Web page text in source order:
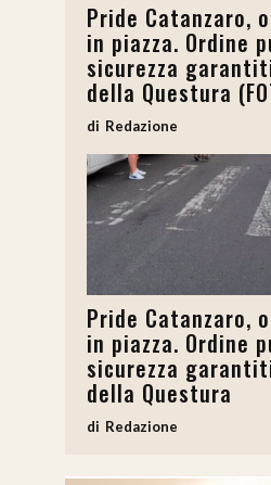
Pride Catanzaro,
in piazza. Ordine
sicurezza
della Questura
Redazione
Pride Catanzaro,
in piazza. Ordine
sicurezza
della Questura
Redazione